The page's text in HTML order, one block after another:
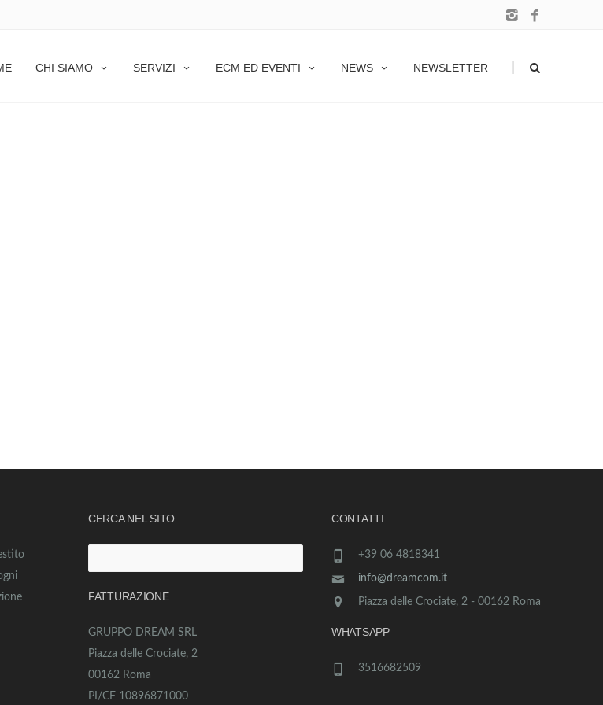
CHI SIAMO SERVIZI ECM ED EVENTI NEWS NEWSLETTER
CERCA NEL SITO
per:
FATTURAZIONE
GRUPPO DREAM SRL
Piazza delle Crociate, 2
00162 Roma
PI/CF 10896871000
CONTATTI
+39 06 4818341
info@dreamcom.it
Piazza delle Crociate, 2 - 00162 Roma
WHATSAPP
3516682509